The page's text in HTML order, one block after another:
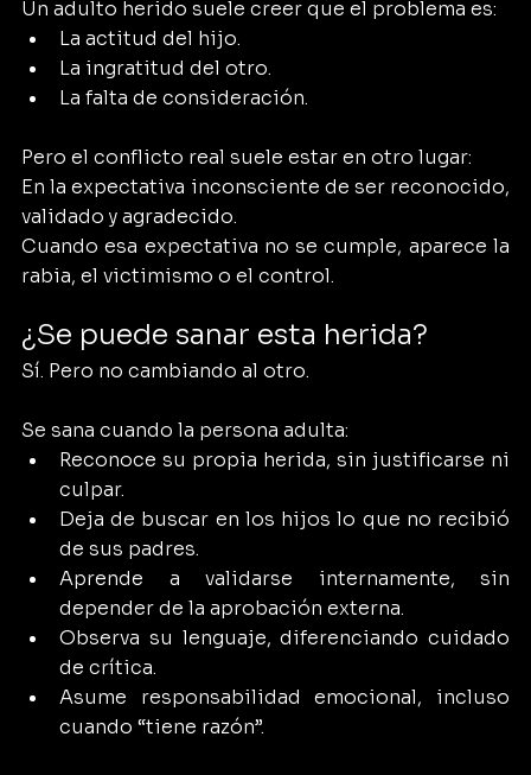
Un adulto herido suele creer que el problema es:
La actitud del hijo.
La ingratitud del otro.
La falta de consideración.
Pero el conflicto real suele estar en otro lugar:
En la expectativa inconsciente de ser reconocido,
validado y agradecido.
Cuando esa expectativa no se cumple, aparece la
rabia, el victimismo o el control.
¿Se puede sanar esta herida?
Sí. Pero no cambiando al otro.
Se sana cuando la persona adulta:
Reconoce su propia herida, sin justificarse ni
culpar.
Deja de buscar en los hijos lo que no recibió
de sus padres.
Aprende a validarse internamente, sin
depender de la aprobación externa.
Observa su lenguaje, diferenciando cuidado
de crítica.
Asume responsabilidad emocional, incluso
cuando “tiene razón”.